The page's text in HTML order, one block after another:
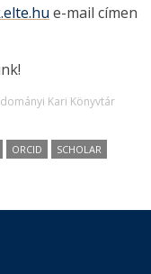
e-mail címen
Kari Könyvtár
ORCID SCHOLAR